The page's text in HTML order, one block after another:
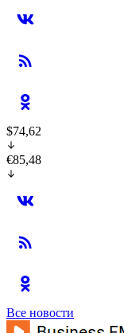
$74,62
€85,48
Все новости